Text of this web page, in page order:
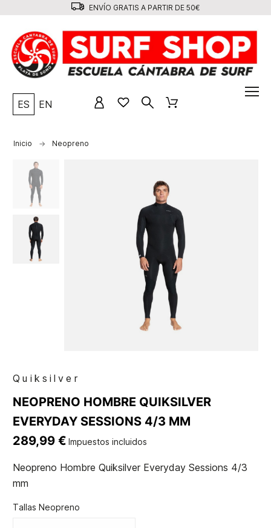
ENVÍO GRATIS A PARTIR DE 50€
ES EN
Inicio Neopreno
Quiksilver
NEOPRENO HOMBRE QUIKSILVER
EVERYDAY SESSIONS 4/3 MM
289,99 € Impuestos incluidos
Neopreno Hombre Quiksilver Everyday Sessions 4/3
mm
Tallas Neopreno